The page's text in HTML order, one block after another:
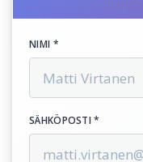
NIMI *
SÄHKÖPOSTI *